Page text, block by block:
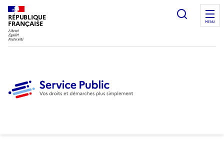
RÉPUBLIQUE
FRANÇAISE
Ouvrir
MENU